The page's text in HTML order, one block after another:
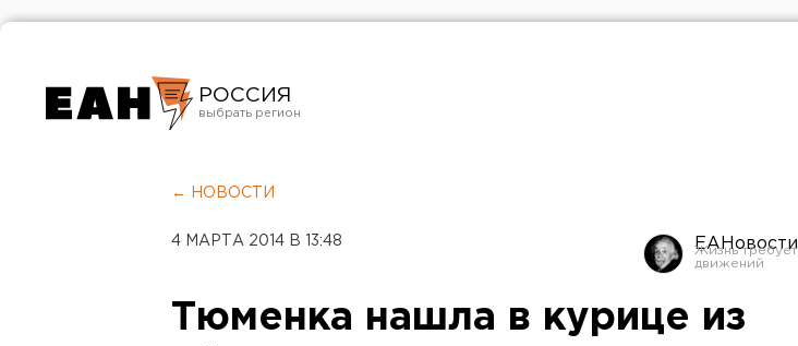
РОССИЯ
Челябинск
← НОВОСТИ
4 МАРТА 2014 В 13:48 ЕАНовости
Тюменка нашла в курице из